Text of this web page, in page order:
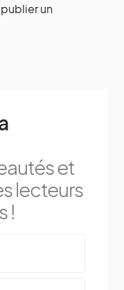
un
et
lecteurs
!